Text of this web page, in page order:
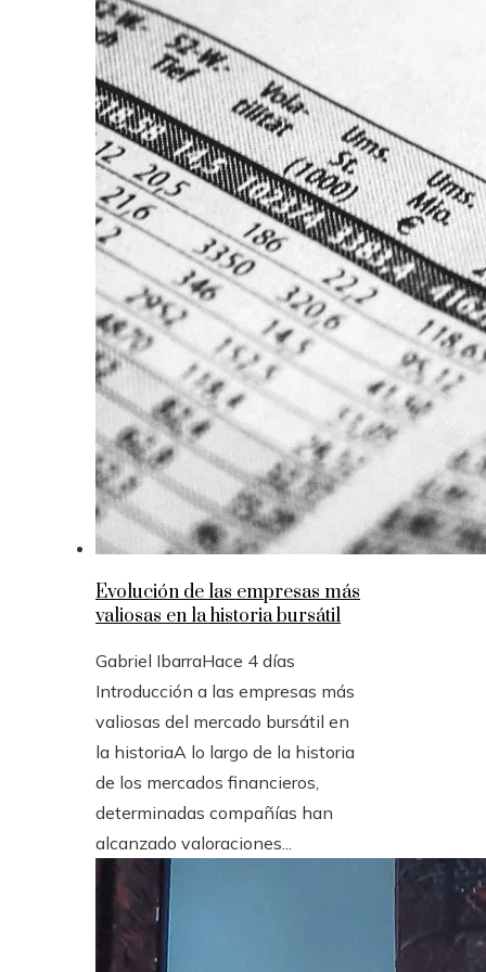
Evolución de las empresas más
valiosas en la historia bursátil
Gabriel IbarraHace 4 días
Introducción a las empresas más
valiosas del mercado bursátil en
la historiaA lo largo de la historia
de los mercados financieros,
determinadas compañías han
alcanzado valoraciones...